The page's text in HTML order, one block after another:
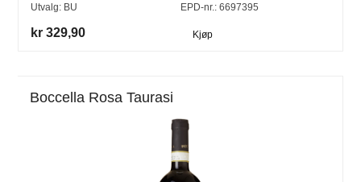
Utvalg: BU
EPD-nr.: 6697395
kr 329,90 Kjøp
Boccella Rosa Taurasi